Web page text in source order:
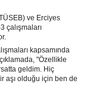
ve Erciyes
çalışmaları
kapsamında
"Özellikle
geldim. Hiç
aşı olduğu için ben de